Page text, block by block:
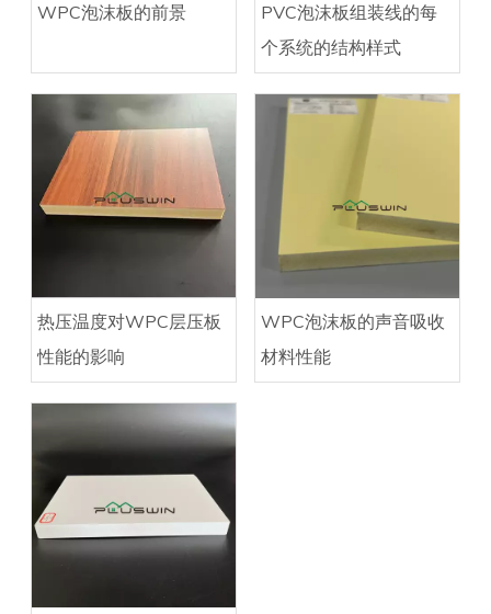
WPC泡沫板的前景
PVC泡沫板组装线的每
个系统的结构样式
热压温度对WPC层压板
性能的影响
WPC泡沫板的声音吸收
材料性能